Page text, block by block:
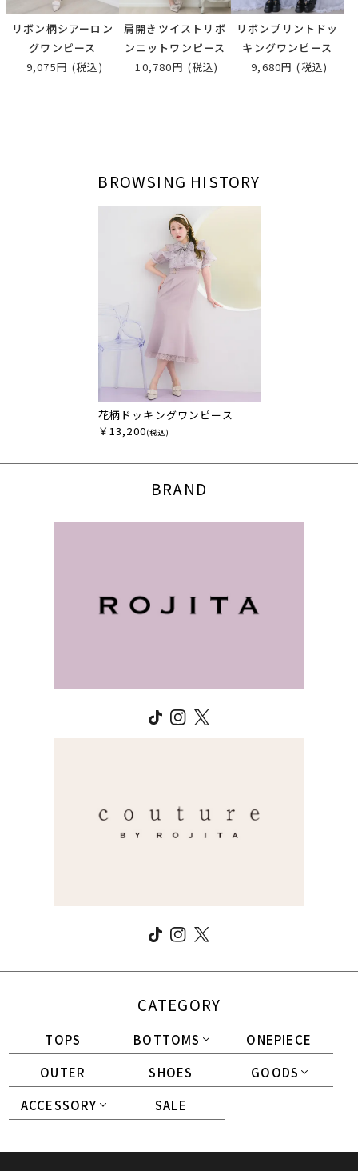
リボン柄シアーロン
グワンピース
9,075円 (税込)
肩開きツイストリボ
ンニットワンピース
10,780円 (税込)
リボンプリントドッ
キングワンピース
9,680円 (税込)
BROWSING HISTORY
花柄ドッキングワンピース
￥13,200(税込)
BRAND
CATEGORY
TOPS BOTTOMS
ONEPIECE
OUTER
SHOES
GOODS
ACCESSORY
SALE